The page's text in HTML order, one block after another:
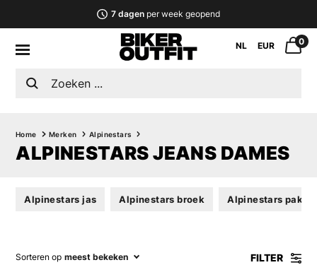
7 dagenper week geopend
NL EUR 0
Home Merken Alpinestars
ALPINESTARS JEANS DAMES
Alpinestars jas Alpinestars broek Alpinestars pak
Sorteren op meest bekeken FILTER